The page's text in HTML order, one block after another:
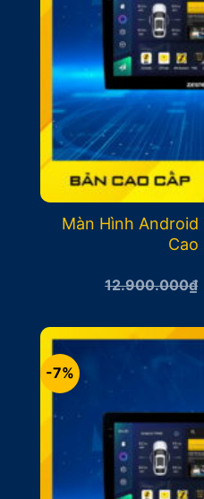
Màn Hình Android
Cao
12.900.000₫
-7%